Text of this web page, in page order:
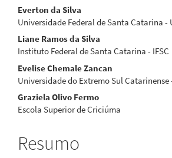
Conteúdo
do
artigo
principal
Everton da Silva
Universidade Federal de Santa Catarina -
Liane Ramos da Silva
Instituto Federal de Santa Catarina - IFSC
Evelise Chemale Zancan
Universidade do Extremo Sul Catarinense
Graziela Olivo Fermo
Escola Superior de Criciúma
Resumo